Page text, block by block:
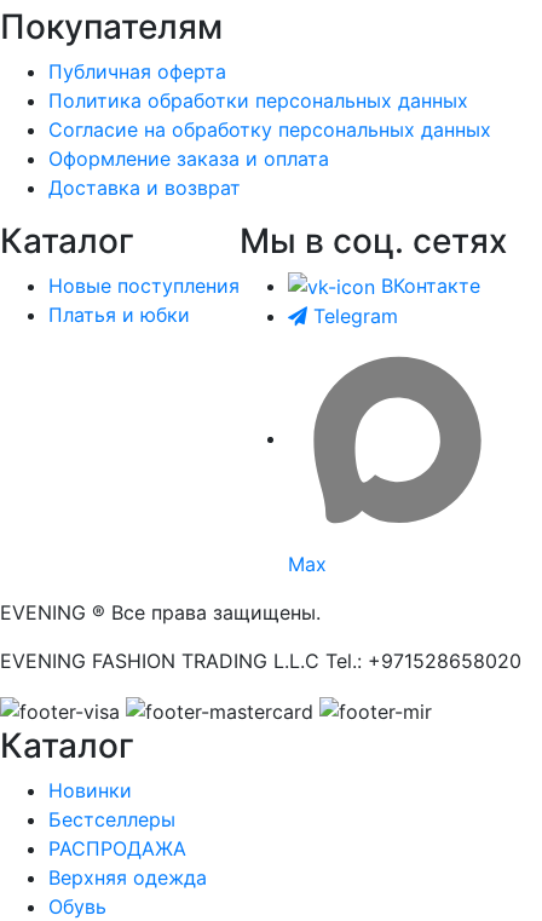
Покупателям
Публичная оферта
Политика обработки персональных данных
Согласие на обработку персональных данных
Оформление заказа и оплата
Доставка и возврат
Каталог
Новые поступления
Платья и юбки
Мы в соц. сетях
ВКонтакте
Telegram
Max
EVENING ® Все права защищены.
EVENING FASHION TRADING L.L.C Tel.: +971528658020
Каталог
Новинки
Бестселлеры
РАСПРОДАЖА
Верхняя одежда
Обувь